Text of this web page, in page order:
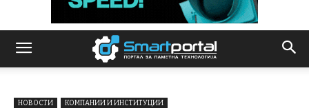
НОВОСТИ КОМПАНИИ И ИНСТИТУЦИИ